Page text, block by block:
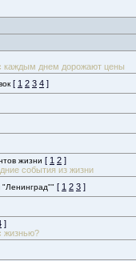
каждым днем дорожают цены
[ 1 2 3 4 ]
жизни [ 1 2 ]
события из жизни
"Ленинград"" [ 1 2 3 ]
]
жизнью?